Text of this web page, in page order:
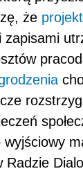
że projekt
zapisami